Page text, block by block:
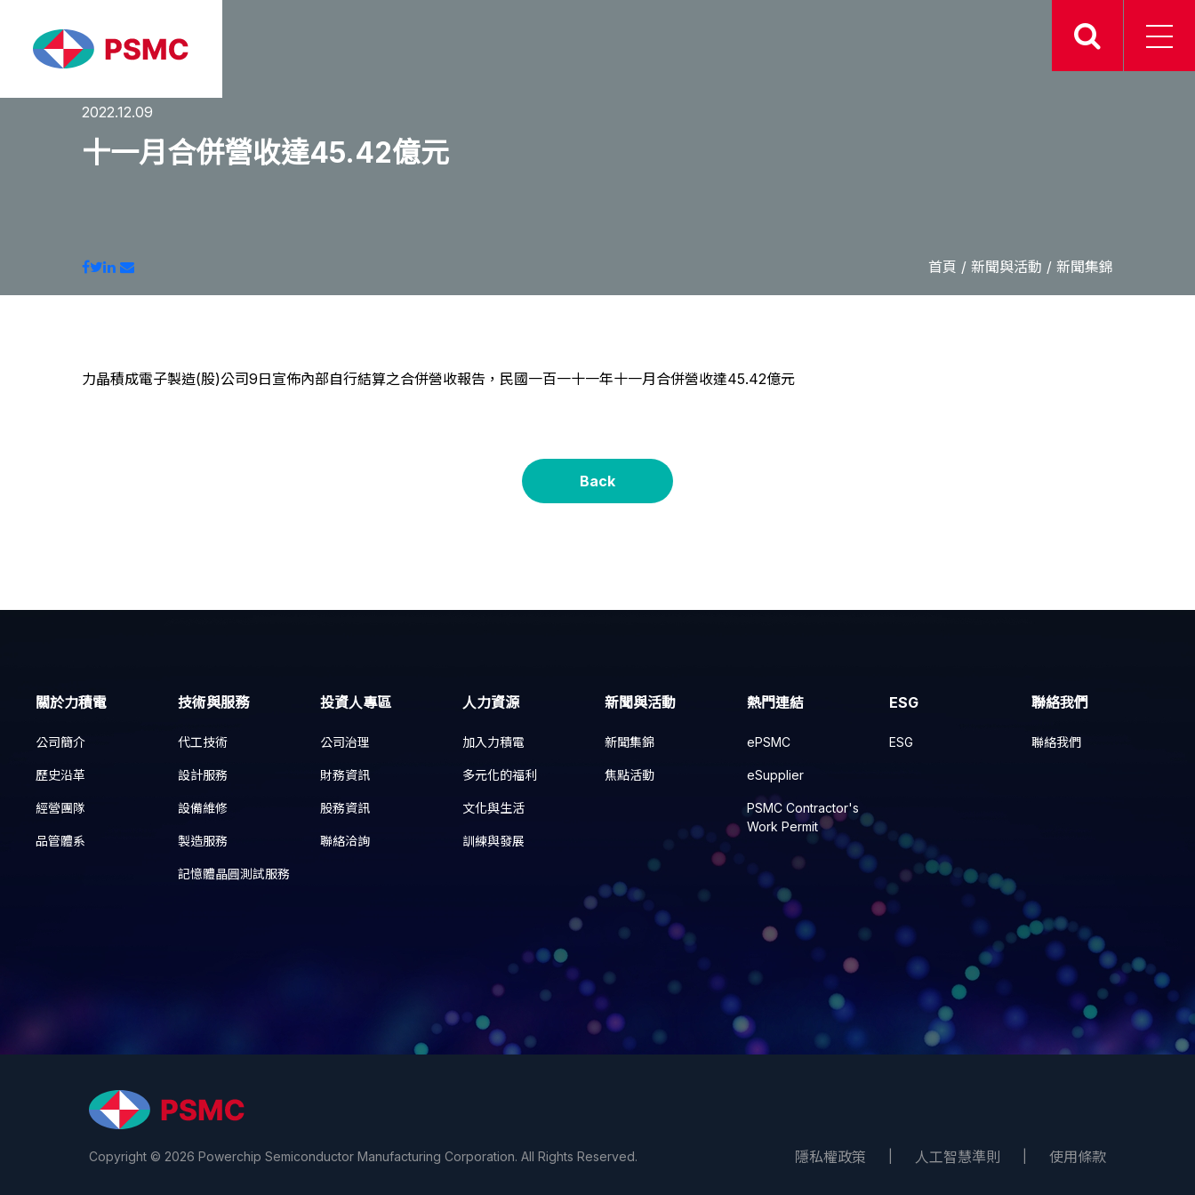
2022.12.09
十一月合併營收達45.42億元
首頁 / 新聞與活動 / 新聞集錦
力晶積成電子製造(股)公司9日宣佈內部自行結算之合併營收報告，民國一百一十一年十一月合併營收達45.42億元
Back
關於力積電
公司簡介
歷史沿革
經營團隊
品管體系
技術與服務
代工技術
設計服務
設備維修
製造服務
記憶體晶圓測試服務
投資人專區
公司治理
財務資訊
股務資訊
聯絡洽詢
人力資源
加入力積電
多元化的福利
文化與生活
訓練與發展
新聞與活動
新聞集錦
焦點活動
熱門連結
ePSMC
eSupplier
PSMC Contractor's
Work Permit
ESG
ESG
聯絡我們
聯絡我們
Copyright © 2026 Powerchip Semiconductor Manufacturing Corporation. All Rights Reserved. 隱私權政策 人工智慧準則 使用條款